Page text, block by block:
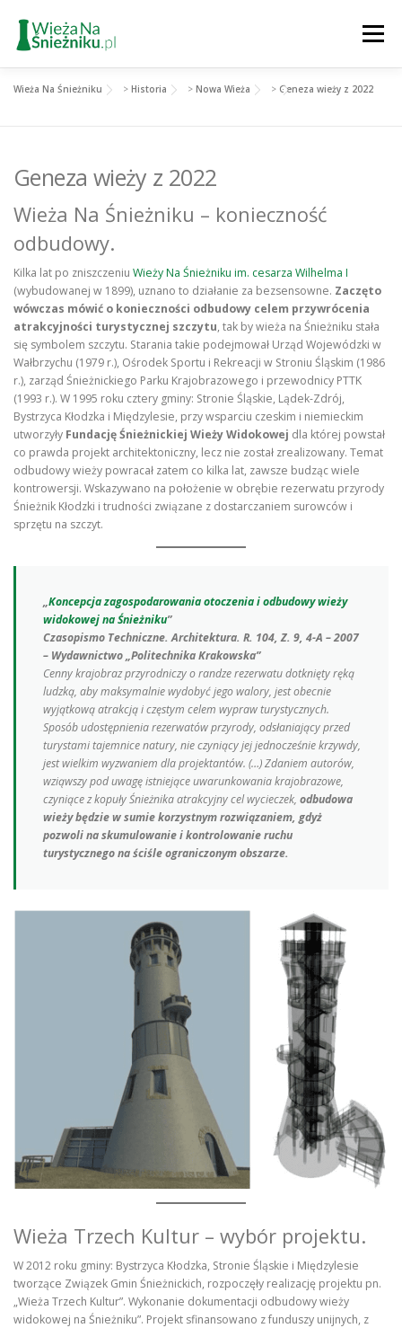
treści
Menu
Wieża Na Śnieżniku > Historia > Nowa Wieża > Geneza wieży z 2022
Geneza wieży z 2022
Wieża Na Śnieżniku – konieczność
odbudowy.
Kilka lat po zniszczeniu Wieży Na Śnieżniku im. cesarza Wilhelma I
(wybudowanej w 1899), uznano to działanie za bezsensowne. Zaczęto
wówczas mówić o konieczności odbudowy celem przywrócenia
atrakcyjności turystycznej szczytu, tak by wieża na Śnieżniku stała
się symbolem szczytu. Starania takie podejmował Urząd Wojewódzki w
Wałbrzychu (1979 r.), Ośrodek Sportu i Rekreacji w Stroniu Śląskim (1986
r.), zarząd Śnieżnickiego Parku Krajobrazowego i przewodnicy PTTK
(1993 r.). W 1995 roku cztery gminy: Stronie Śląskie, Lądek-Zdrój,
Bystrzyca Kłodzka i Międzylesie, przy wsparciu czeskim i niemieckim
utworzyły Fundację Śnieżnickiej Wieży Widokowej dla której powstał
co prawda projekt architektoniczny, lecz nie został zrealizowany. Temat
odbudowy wieży powracał zatem co kilka lat, zawsze budząc wiele
kontrowersji. Wskazywano na położenie w obrębie rezerwatu przyrody
Śnieżnik Kłodzki i trudności związane z dostarczaniem surowców i
sprzętu na szczyt.
„Koncepcja zagospodarowania otoczenia i odbudowy wieży
widokowej na Śnieżniku”
Czasopismo Techniczne. Architektura. R. 104, Z. 9, 4-A – 2007
– Wydawnictwo „Politechnika Krakowska”
Cenny krajobraz przyrodniczy o randze rezerwatu dotknięty ręką
ludzką, aby maksymalnie wydobyć jego walory, jest obecnie
wyjątkową atrakcją i częstym celem wypraw turystycznych.
Sposób udostępnienia rezerwatów przyrody, odsłaniający przed
turystami tajemnice natury, nie czyniący jej jednocześnie krzywdy,
jest wielkim wyzwaniem dla projektantów. (…) Zdaniem autorów,
wziąwszy pod uwagę istniejące uwarunkowania krajobrazowe,
czyniące z kopuły Śnieżnika atrakcyjny cel wycieczek, odbudowa
wieży będzie w sumie korzystnym rozwiązaniem, gdyż
pozwoli na skumulowanie i kontrolowanie ruchu
turystycznego na ściśle ograniczonym obszarze.
Wieża Trzech Kultur – wybór projektu.
W 2012 roku gminy: Bystrzyca Kłodzka, Stronie Śląskie i Międzylesie
tworzące Związek Gmin Śnieżnickich, rozpoczęły realizację projektu pn.
„Wieża Trzech Kultur”. Wykonanie dokumentacji odbudowy wieży
widokowej na Śnieżniku”. Projekt sfinansowano z funduszy unijnych, z